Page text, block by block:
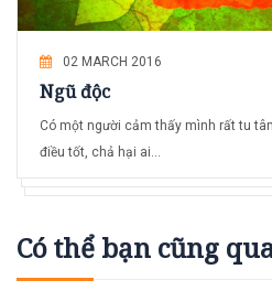
02 MARCH 2016
Ngũ độc
Có một người cảm thấy mình rất tu
điều tốt, chả hại ai...
Có thể bạn cũng